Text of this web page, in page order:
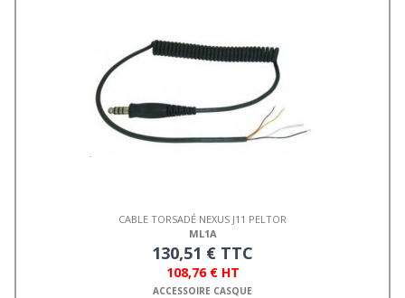
CABLE TORSADÉ NEXUS J11 PELTOR
ML1A
130,51 € TTC
108,76 € HT
ACCESSOIRE CASQUE